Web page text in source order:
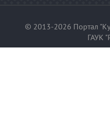
© 2013-2026 Портал
ГАУК